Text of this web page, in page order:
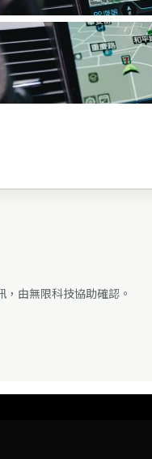
由無限科技協助確認。